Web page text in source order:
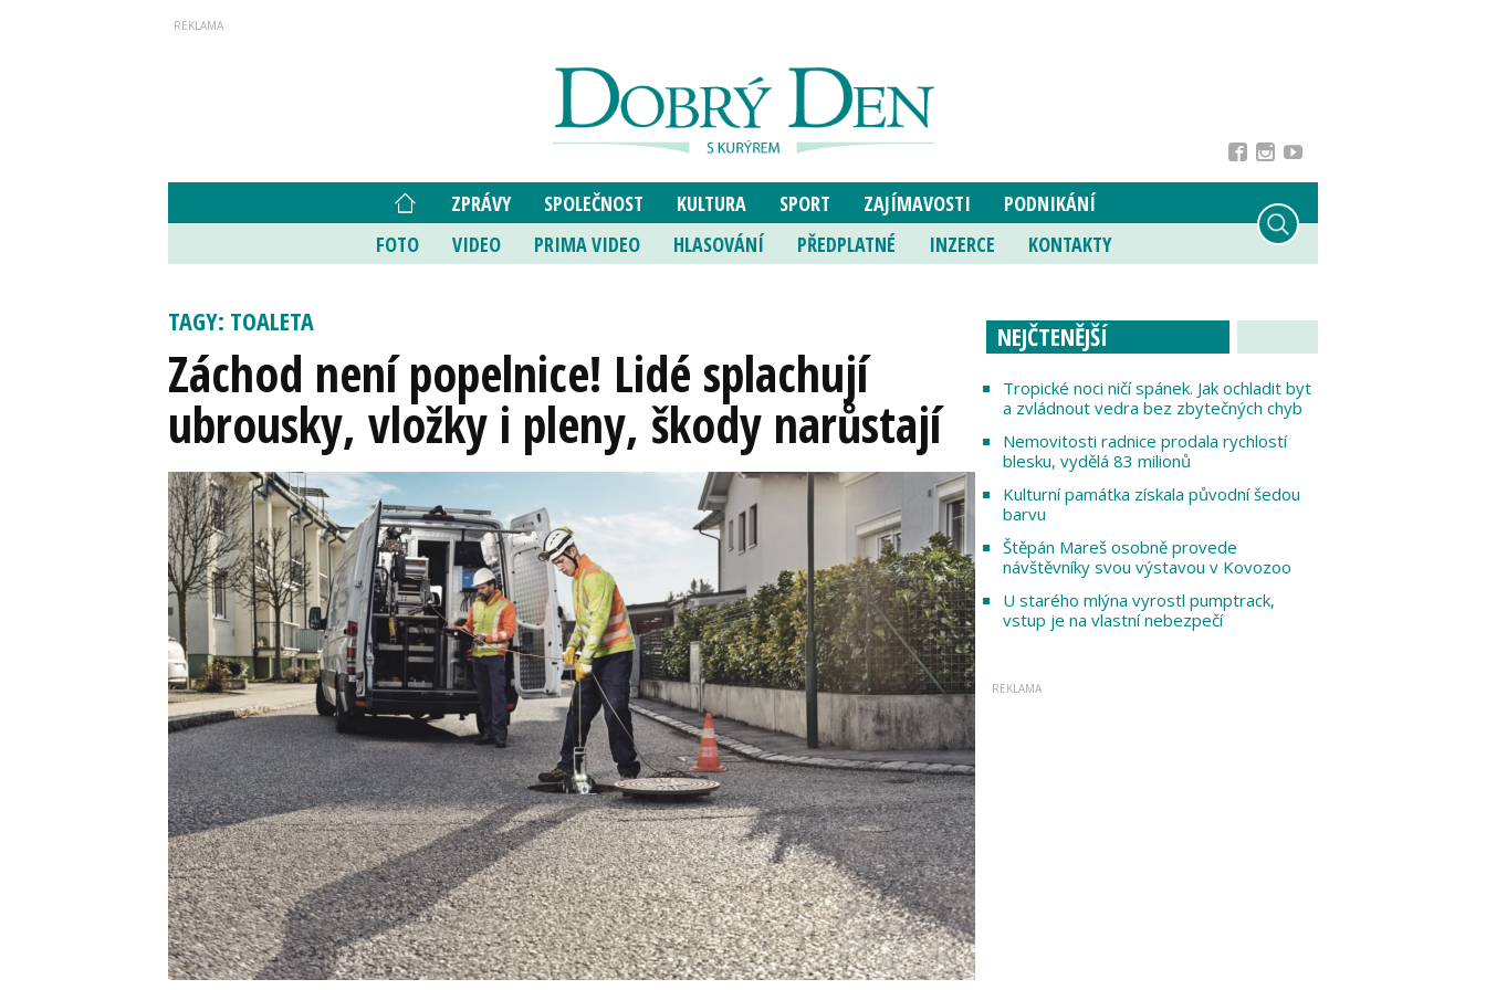
ZPRÁVY SPOLEČNOST KULTURA SPORT ZAJÍMAVOSTI
PODNIKÁNÍ
FOTO
VIDEO PRIMA VIDEO HLASOVÁNÍ PŘEDPLATNÉ INZERCE KONTAKTY
TAGY: TOALETA
Záchod není popelnice! Lidé splachují
ubrousky, vložky i pleny, škody narůstají
NEJČTENĚJŠÍ
Tropické noci ničí spánek. Jak ochladit byt
a zvládnout vedra bez zbytečných chyb
Nemovitosti radnice prodala rychlostí
blesku, vydělá 83 milionů
Kulturní památka získala původní šedou
barvu
Štěpán Mareš osobně provede
návštěvníky svou výstavou v Kovozoo
U starého mlýna vyrostl pumptrack,
vstup je na vlastní nebezpečí